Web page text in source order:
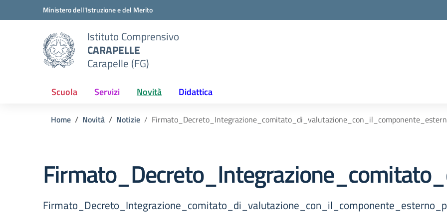
Vai ai contenuti
Vai al menu di navigazioneMinistero dell'Istruzione e del Merito
Istituto Comprensivo
CARAPELLE
Carapelle (FG)
Scuola Servizi Novità Didattica
Home Novità Notizie